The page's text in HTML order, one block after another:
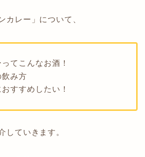
カレー」について、
てこんなお酒！
飲み方
すすめしたい！
していきます。